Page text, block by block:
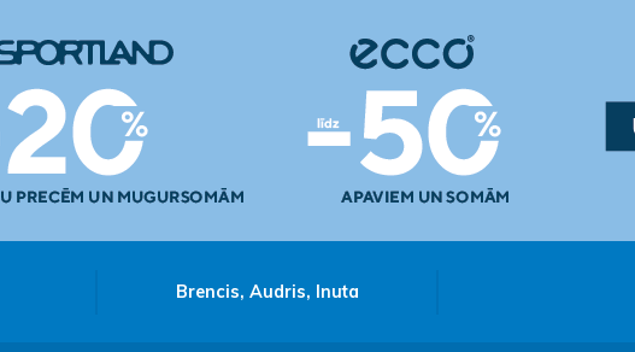
Brencis, Audris, Inuta